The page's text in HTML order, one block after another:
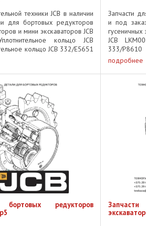
техники JCB в наличии
для бортовых редукторов
и мини экскаваторов JCB
кольцо JCB
кольцо JCB 332/E5651
...
Запчасти
и под
гусеничных
JCB
333/
Внутренняя
подробнее
редукторов